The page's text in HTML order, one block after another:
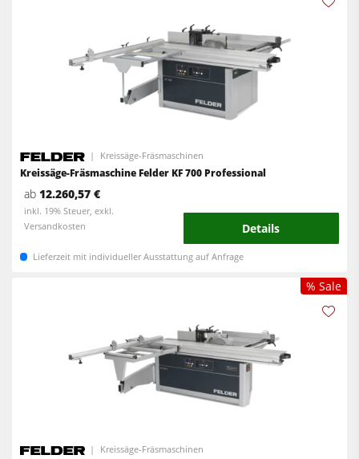
Kreissäge-Fräsmaschinen
Kreissäge-Fräsmaschine Felder KF 700 Professional
ab12.260,57 €
inkl. 19% Steuer, exkl.
Versandkosten
Details
Lieferzeit mit individueller Ausstattung auf Anfrage
% Sale
Kreissäge-Fräsmaschinen